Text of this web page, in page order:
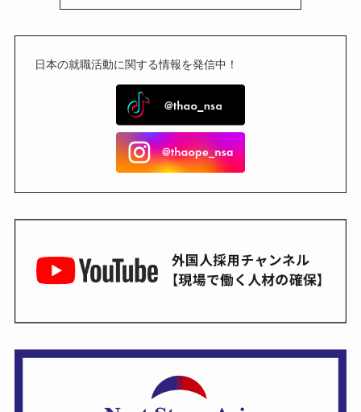
日本の就職活動に関する情報を発信中！